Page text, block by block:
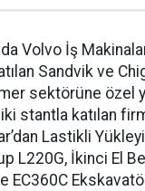
Volvo İş
Sandvik ve
sektörüne özel
stantla katılan
Lastikli
L220G, İkinci El
EC360C